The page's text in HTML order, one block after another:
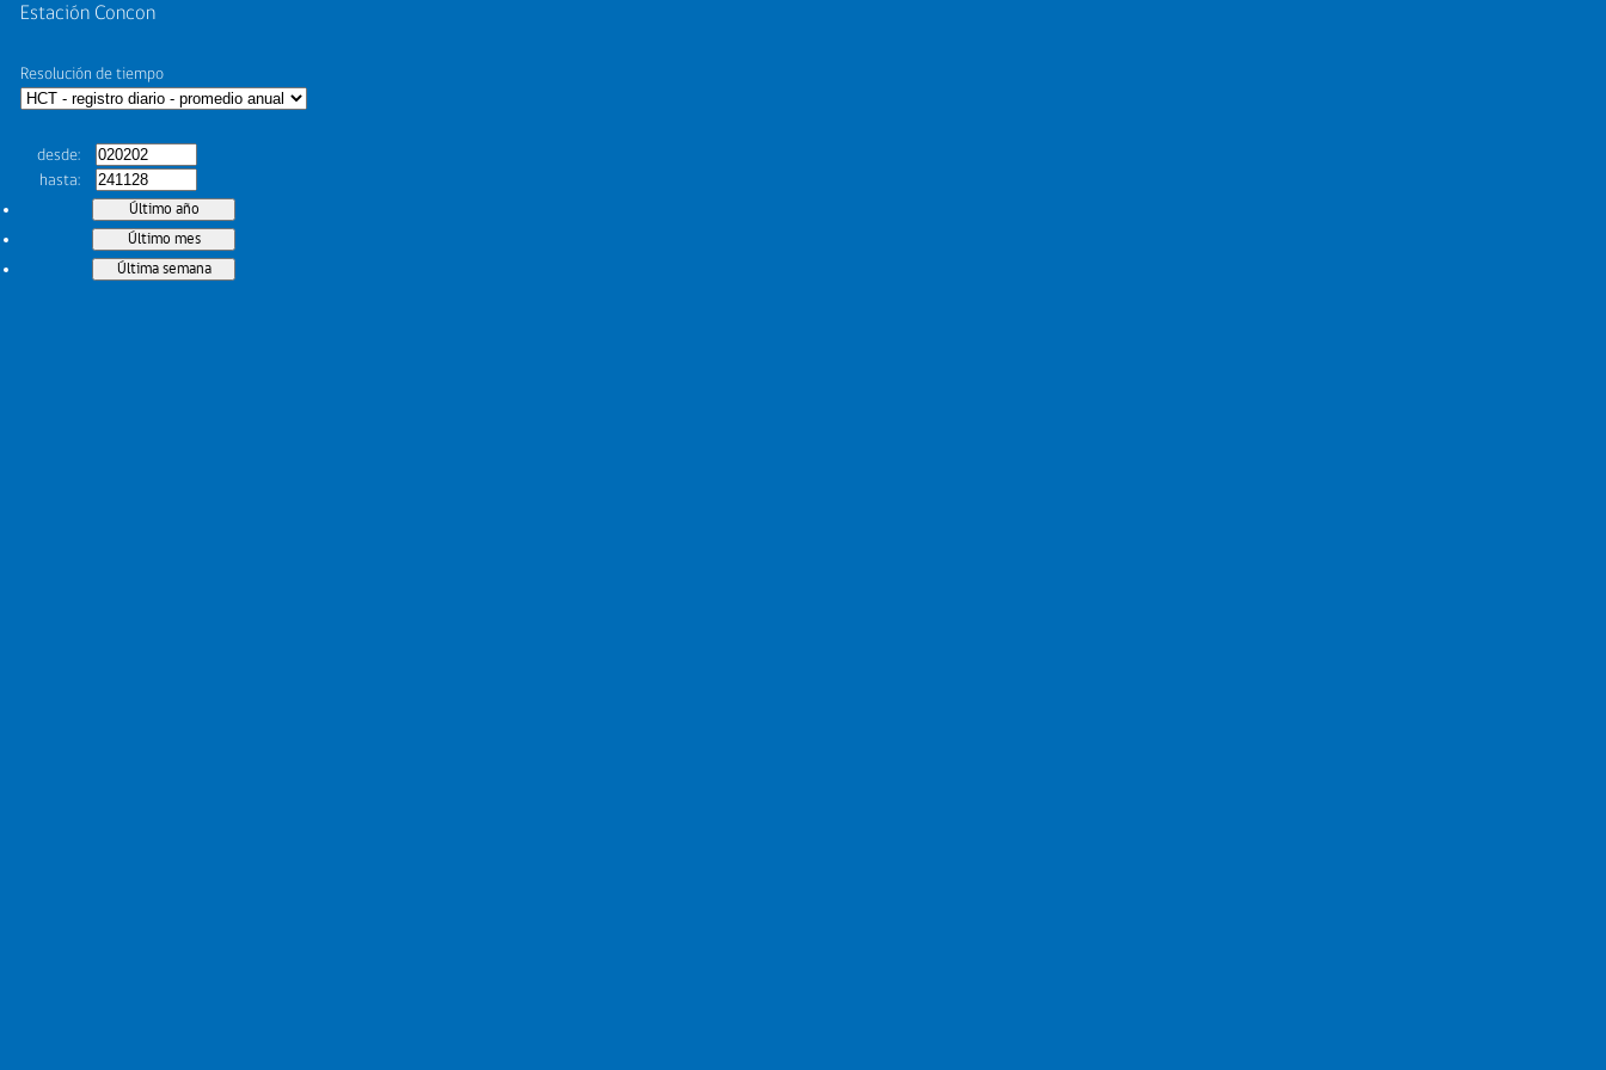
Estación Concon
Resolución de tiempo
desde
hasta